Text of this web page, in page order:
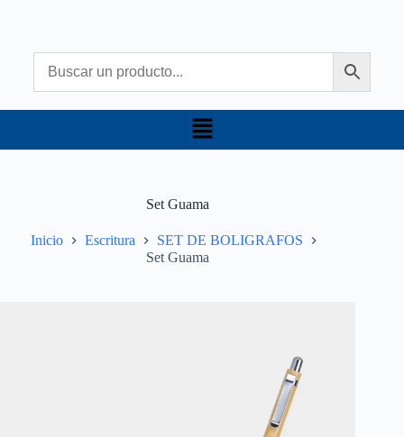
Set Guama
Inicio Escritura
SET DE BOLIGRAFOS
Set Guama